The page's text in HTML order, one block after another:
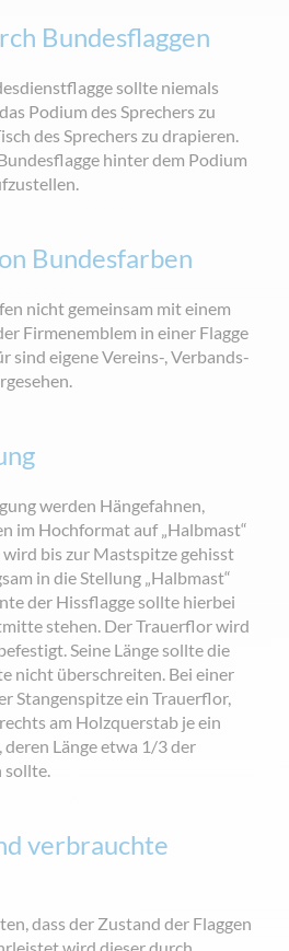
Bundesflaggen
sollte niemals
Podium des Sprechers zu
des Sprechers zu drapieren.
hinter dem Podium
Bundesfarben
nicht gemeinsam mit einem
Firmenemblem in einer Flagge
sind eigene Vereins-, Verbands-
werden Hängefahnen,
im Hochformat auf „Halbmast“
bis zur Mastspitze gehisst
in die Stellung „Halbmast“
der Hissflagge sollte hierbei
stehen. Der Trauerflor wird
Seine Länge sollte die
nicht überschreiten. Bei einer
Stangenspitze ein Trauerflor,
am Holzquerstab je ein
Länge etwa 1/3 der
sollte.
verbrauchte
dass der Zustand der Flaggen